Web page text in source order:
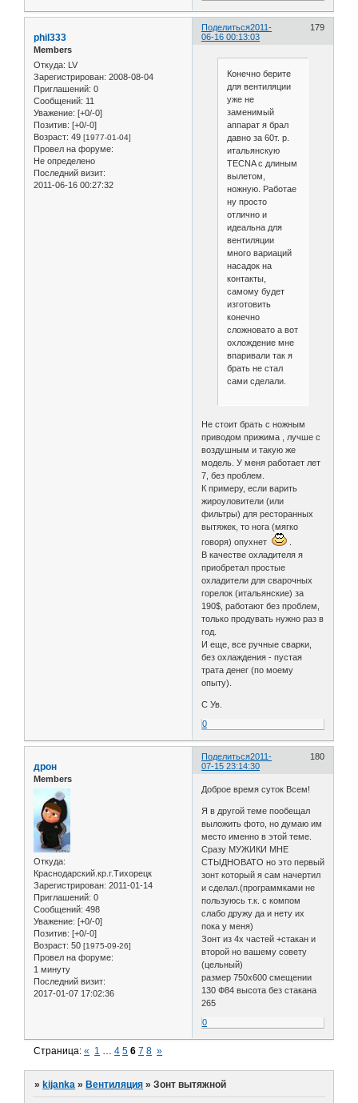
Поделиться 179
2011-
06-16 00:13:03
phil333
Members
Откуда: LV
Зарегистрирован: 2008-08-04
Приглашений: 0
Сообщений: 11
Уважение: [+0/-0]
Позитив: [+0/-0]
Возраст: 49 [1977-01-04]
Провел на форуме:
Не определено
Последний визит:
2011-06-16 00:27:32
Конечно берите
для вентиляции
уже не
заменимый
аппарат я брал
давно за 60т. р.
итальянскую
TECNA с длиным
вылетом,
ножную. Работае
ну просто
отлично и
идеальна для
вентиляции
много вариаций
насадок на
контакты,
самому будет
изготовить
конечно
сложновато а вот
охлождение мне
впаривали так я
брать не стал
сами сделали.
Не стоит брать с ножным
приводом прижима , лучше с
воздушным и такую же
модель. У меня работает лет
7, без проблем.
К примеру, если варить
жироуловители (или
фильтры) для ресторанных
вытяжек, то нога (мягко
говоря) опухнет
В качестве охладителя я
приобретал простые
охладители для сварочных
горелок (итальянские) за
190$, работают без проблем,
только продувать нужно раз в
год.
И еще, все ручные сварки,
без охлаждения - пустая
трата денег (по моему
опыту).
С Ув.
0
Поделиться 180
2011-
07-15 23:14:30
дрон
Members
Откуда:
Краснодарский.кр.г.Тихорецк
Зарегистрирован: 2011-01-14
Приглашений: 0
Сообщений: 498
Уважение: [+0/-0]
Позитив: [+0/-0]
Возраст: 50 [1975-09-26]
Провел на форуме:
1 минуту
Последний визит:
2017-01-07 17:02:36
Доброе время суток Всем!
Я в другой теме пообещал
выложить фото, но думаю им
место именно в этой теме.
Сразу МУЖИКИ МНЕ
СТЫДНОВАТО но это первый
зонт который я сам начертил
и сделал.(программками не
пользуюсь т.к. с компом
слабо дружу да и нету их
пока у меня)
Зонт из 4х частей +стакан и
второй но вашему совету
(цельный)
размер 750х600 смещении
130 Ф84 высота без стакана
265
0
Страница:« 1 … 4 5 6 7 8 »
» kijanka » Вентиляция »Зонт вытяжной